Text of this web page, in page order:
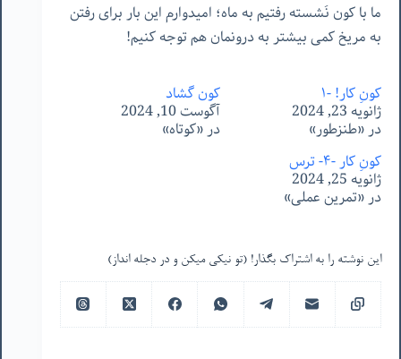
ما با کون نَشسته رفتیم به ماه؛ امیدوارم این بار برای رفتن
به مریخ کمی بیشتر به درونمان هم توجه کنیم!
کونِ کار! -۱
ژانویه 23, 2024
در «طنزطور»
کون گشاد
آگوست 10, 2024
در «کوتاه»
کونِ کار -۴- ترس
ژانویه 25, 2024
در «تمرین عملی»
این نوشته را به اشتراک بگذار! (تو نیکی میکن و در دجله انداز)